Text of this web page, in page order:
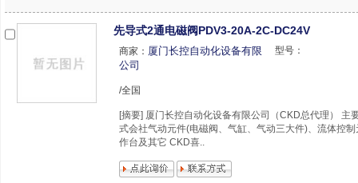
先导式2通电磁阀PDV3-20A-2C-DC24V
商家： 厦门长控自动化设备有限
公司
型号：
/全国
[摘要] 厦门长控自动化设备有限公司（CKD总代理） 主
式会社气动元件(电磁阀、气缸、气动三大件)、流体控
作台及其它 CKD喜..